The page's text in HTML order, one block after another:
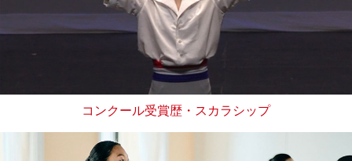
コンクール受賞歴・スカラシップ